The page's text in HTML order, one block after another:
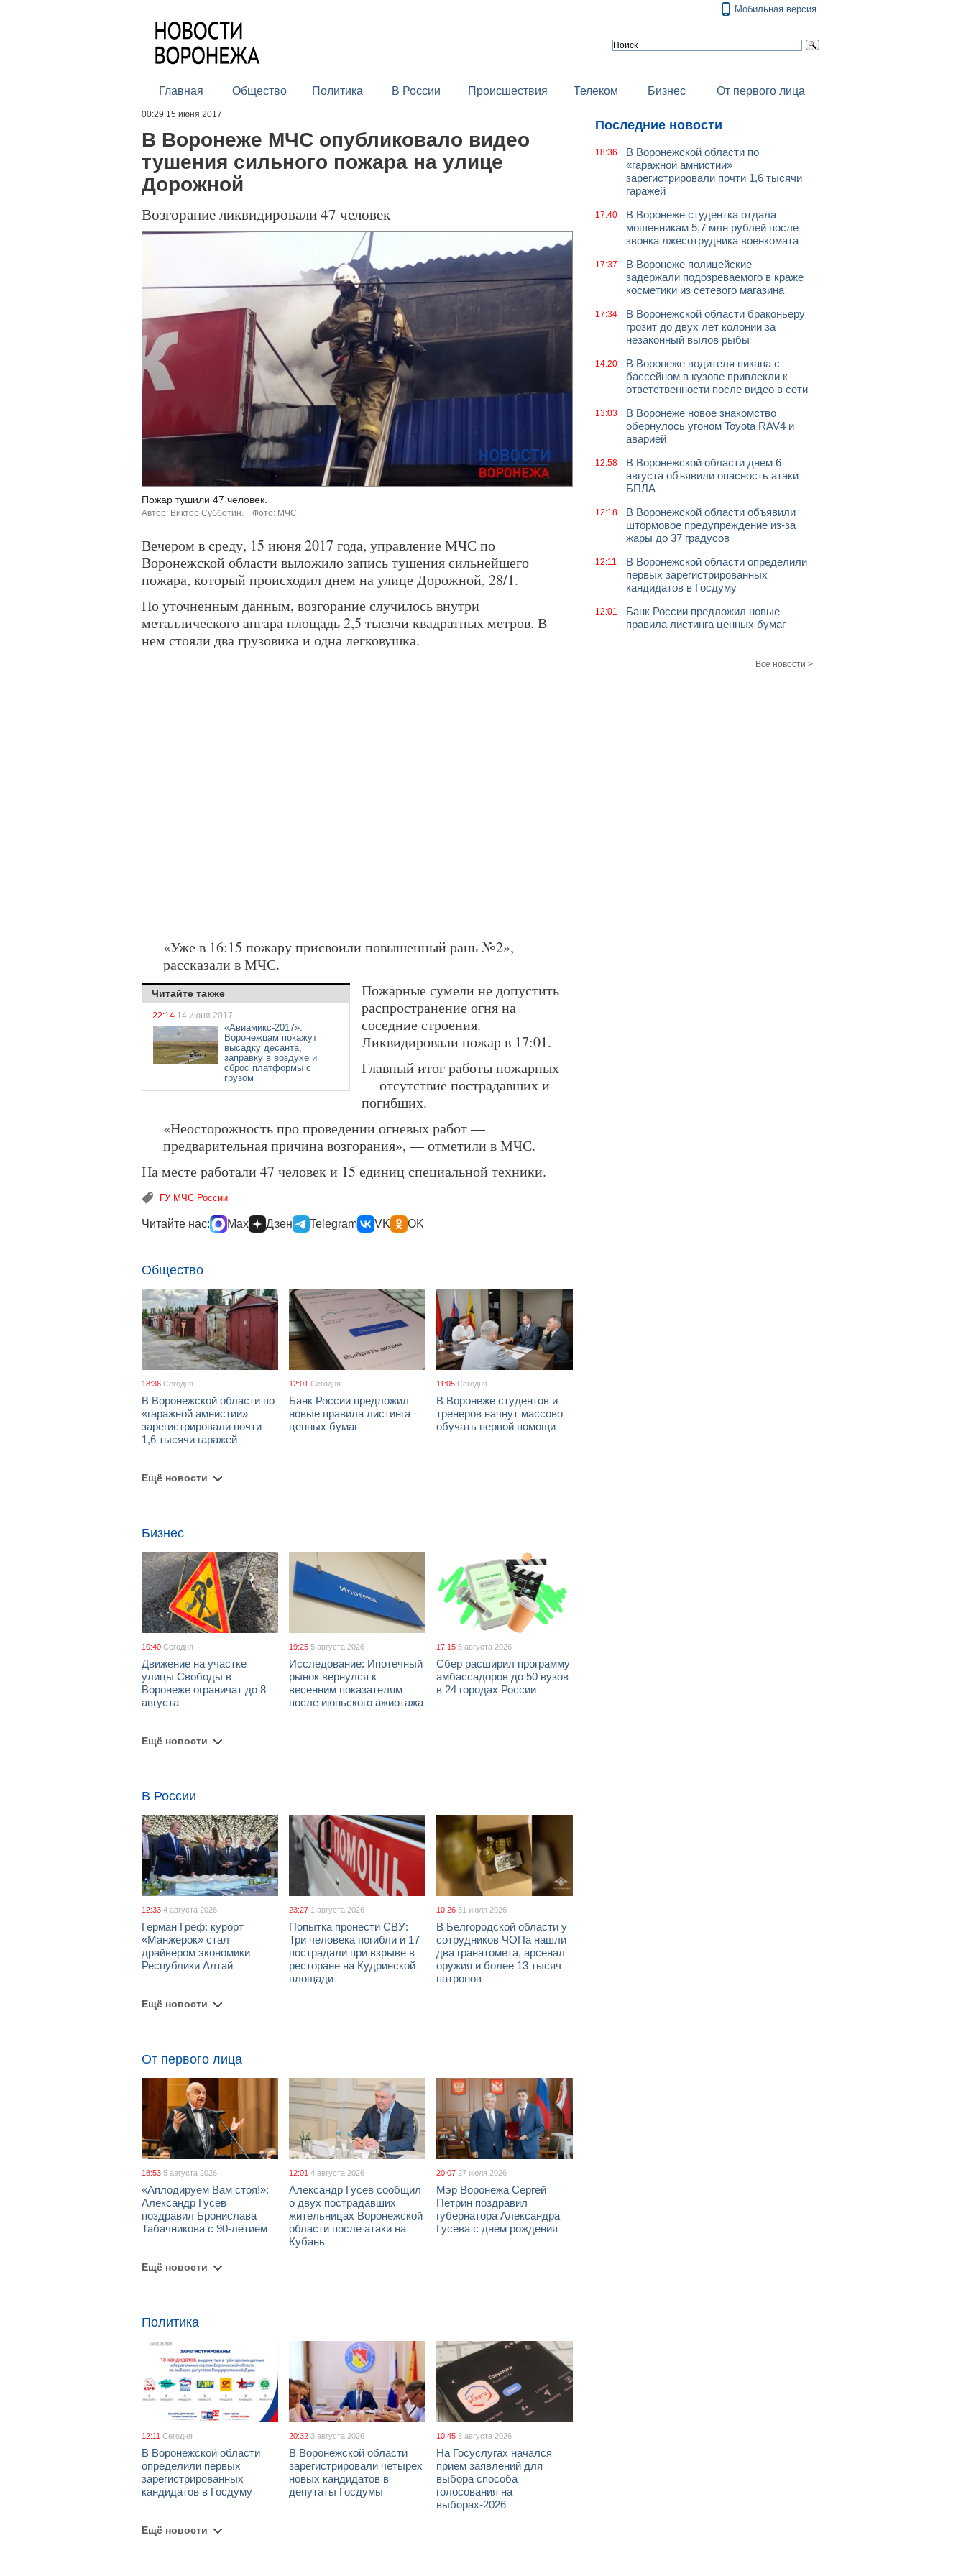
Мобильная версия
Главная Общество Политика В России Происшествия Телеком Бизнес От первого лица
00:29 15 июня 2017
В Воронеже МЧС опубликовало видео
тушения сильного пожара на улице
Дорожной
Возгорание ликвидировали 47 человек
Пожар тушили 47 человек.
Автор: Виктор Субботин. Фото: МЧС.
Вечером в среду, 15 июня 2017 года, управление МЧС по
Воронежской области выложило запись тушения сильнейшего
пожара, который происходил днем на улице Дорожной, 28/1.
По уточненным данным, возгорание случилось внутри
металлического ангара площадь 2,5 тысячи квадратных метров. В
нем стояли два грузовика и одна легковушка.
«Уже в 16:15 пожару присвоили повышенный рань №2», —
рассказали в МЧС.
Читайте также
22:14 14 июня 2017
«Авиамикс-2017»:
Воронежцам покажут
высадку десанта,
заправку в воздухе и
сброс платформы с
грузом
Пожарные сумели не допустить
распространение огня на
соседние строения.
Ликвидировали пожар в 17:01.
Главный итог работы пожарных
— отсутствие пострадавших и
погибших.
«Неосторожность про проведении огневых работ —
предварительная причина возгорания», — отметили в МЧС.
На месте работали 47 человек и 15 единиц специальной техники.
ГУ МЧС России
Читайте нас: Max Дзен Telegram VK OK
Общество
18:36 Сегодня
В Воронежской области по
«гаражной амнистии»
зарегистрировали почти
1,6 тысячи гаражей
12:01 Сегодня
Банк России предложил
новые правила листинга
ценных бумаг
11:05 Сегодня
В Воронеже студентов и
тренеров начнут массово
обучать первой помощи
Ещё новости
Бизнес
10:40 Сегодня
Движение на участке
улицы Свободы в
Воронеже ограничат до 8
августа
19:25 5 августа 2026
Исследование: Ипотечный
рынок вернулся к
весенним показателям
после июньского ажиотажа
17:15 5 августа 2026
Сбер расширил программу
амбассадоров до 50 вузов
в 24 городах России
Ещё новости
В России
12:33 4 августа 2026
Герман Греф: курорт
«Манжерок» стал
драйвером экономики
Республики Алтай
23:27 1 августа 2026
Попытка пронести СВУ:
Три человека погибли и 17
пострадали при взрыве в
ресторане на Кудринской
площади
10:26 31 июля 2026
В Белгородской области у
сотрудников ЧОПа нашли
два гранатомета, арсенал
оружия и более 13 тысяч
патронов
Ещё новости
От первого лица
18:53 5 августа 2026
«Аплодируем Вам стоя!»:
Александр Гусев
поздравил Бронислава
Табачникова с 90-летием
12:01 4 августа 2026
Александр Гусев сообщил
о двух пострадавших
жительницах Воронежской
области после атаки на
Кубань
20:07 27 июля 2026
Мэр Воронежа Сергей
Петрин поздравил
губернатора Александра
Гусева с днем рождения
Ещё новости
Политика
12:11 Сегодня
В Воронежской области
определили первых
зарегистрированных
кандидатов в Госдуму
20:32 3 августа 2026
В Воронежской области
зарегистрировали четырех
новых кандидатов в
депутаты Госдумы
10:45 3 августа 2026
На Госуслугах начался
прием заявлений для
выбора способа
голосования на
выборах-2026
Ещё новости
Последние новости
18:36
В Воронежской области по
«гаражной амнистии»
зарегистрировали почти 1,6 тысячи
гаражей
17:40
В Воронеже студентка отдала
мошенникам 5,7 млн рублей после
звонка лжесотрудника военкомата
17:37
В Воронеже полицейские
задержали подозреваемого в краже
косметики из сетевого магазина
17:34
В Воронежской области браконьеру
грозит до двух лет колонии за
незаконный вылов рыбы
14:20
В Воронеже водителя пикапа с
бассейном в кузове привлекли к
ответственности после видео в сети
13:03
В Воронеже новое знакомство
обернулось угоном Toyota RAV4 и
аварией
12:58
В Воронежской области днем 6
августа объявили опасность атаки
БПЛА
12:18
В Воронежской области объявили
штормовое предупреждение из-за
жары до 37 градусов
12:11
В Воронежской области определили
первых зарегистрированных
кандидатов в Госдуму
12:01
Банк России предложил новые
правила листинга ценных бумаг
Все новости >